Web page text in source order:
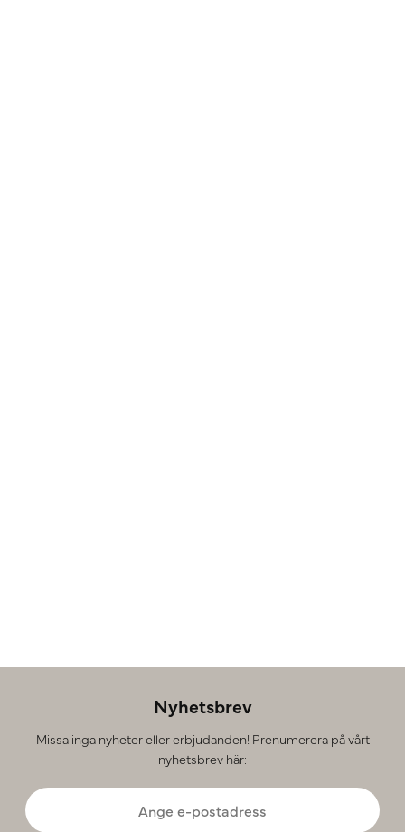
Nyhetsbrev
Missa inga nyheter eller erbjudanden! Prenumerera på vårt
nyhetsbrev här: